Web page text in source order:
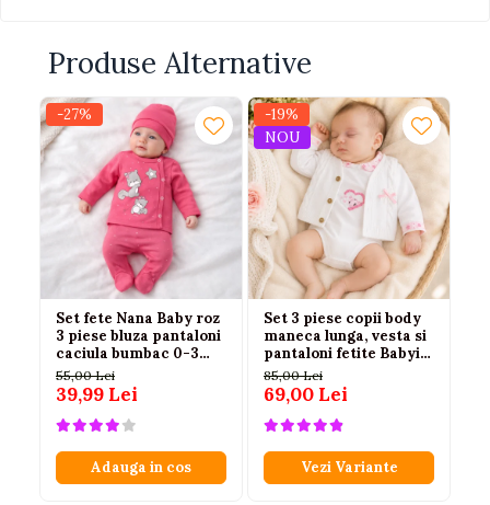
Produse Alternative
-27%
Set fete Nana Baby roz
3 piese bluza pantaloni
caciula bumbac 0-3
luni
55,00 Lei
39,99 Lei
Adauga in cos
-19%
NOU
Set 3 piese copii body
maneca lunga, vesta si
pantaloni fetite Babyim
100% bumbac roz
85,00 Lei
69,00 Lei
Vezi Variante